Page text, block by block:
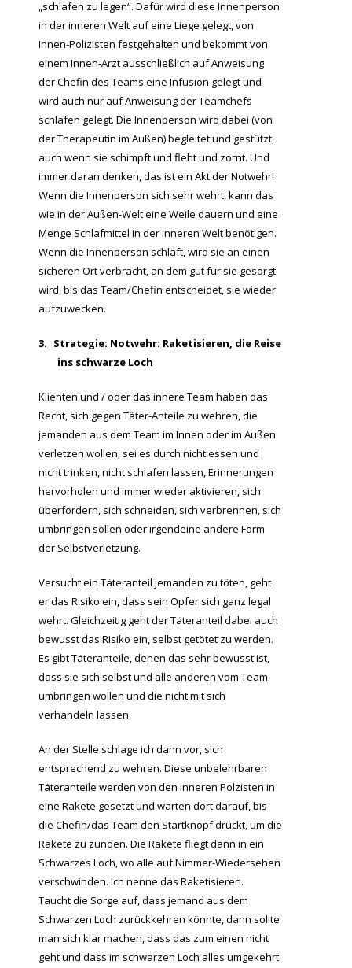
„schlafen zu legen“. Dafür wird diese Innenperson
in der inneren Welt auf eine Liege gelegt, von
Innen-Polizisten festgehalten und bekommt von
einem Innen-Arzt ausschließlich auf Anweisung
der Chefin des Teams eine Infusion gelegt und
wird auch nur auf Anweisung der Teamchefs
schlafen gelegt. Die Innenperson wird dabei (von
der Therapeutin im Außen) begleitet und gestützt,
auch wenn sie schimpft und fleht und zornt. Und
immer daran denken, das ist ein Akt der Notwehr!
Wenn die Innenperson sich sehr wehrt, kann das
wie in der Außen-Welt eine Weile dauern und eine
Menge Schlafmittel in der inneren Welt benötigen.
Wenn die Innenperson schläft, wird sie an einen
sicheren Ort verbracht, an dem gut für sie gesorgt
wird, bis das Team/Chefin entscheidet, sie wieder
aufzuwecken.
3. Strategie: Notwehr: Raketisieren, die Reise
ins schwarze Loch
Klienten und / oder das innere Team haben das
Recht, sich gegen Täter-Anteile zu wehren, die
jemanden aus dem Team im Innen oder im Außen
verletzen wollen, sei es durch nicht essen und
nicht trinken, nicht schlafen lassen, Erinnerungen
hervorholen und immer wieder aktivieren, sich
überfordern, sich schneiden, sich verbrennen, sich
umbringen sollen oder irgendeine andere Form
der Selbstverletzung.
Versucht ein Täteranteil jemanden zu töten, geht
er das Risiko ein, dass sein Opfer sich ganz legal
wehrt. Gleichzeitig geht der Täteranteil dabei auch
bewusst das Risiko ein, selbst getötet zu werden.
Es gibt Täteranteile, denen das sehr bewusst ist,
dass sie sich selbst und alle anderen vom Team
umbringen wollen und die nicht mit sich
verhandeln lassen.
An der Stelle schlage ich dann vor, sich
entsprechend zu wehren. Diese unbelehrbaren
Täteranteile werden von den inneren Polzisten in
eine Rakete gesetzt und warten dort darauf, bis
die Chefin/das Team den Startknopf drückt, um die
Rakete zu zünden. Die Rakete fliegt dann in ein
Schwarzes Loch, wo alle auf Nimmer-Wiedersehen
verschwinden. Ich nenne das Raketisieren.
Taucht die Sorge auf, dass jemand aus dem
Schwarzen Loch zurückkehren könnte, dann sollte
man sich klar machen, dass das zum einen nicht
geht und dass im schwarzen Loch alles umgekehrt